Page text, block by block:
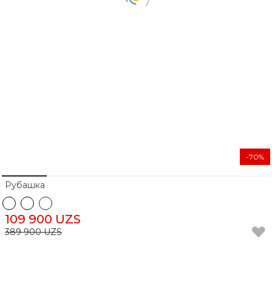
Рубашка
109 900 UZS
389 900 UZS
-70%